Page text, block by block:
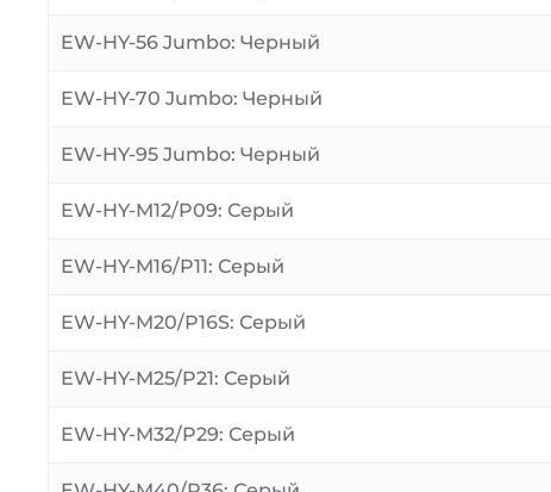
EW-HY-56 Jumbo: Черный
EW-HY-70 Jumbo: Черный
EW-HY-95 Jumbo: Черный
EW-HY-M12/P09: Серый
EW-HY-M16/P11: Серый
EW-HY-M20/P16S: Серый
EW-HY-M25/P21: Серый
EW-HY-M32/P29: Серый